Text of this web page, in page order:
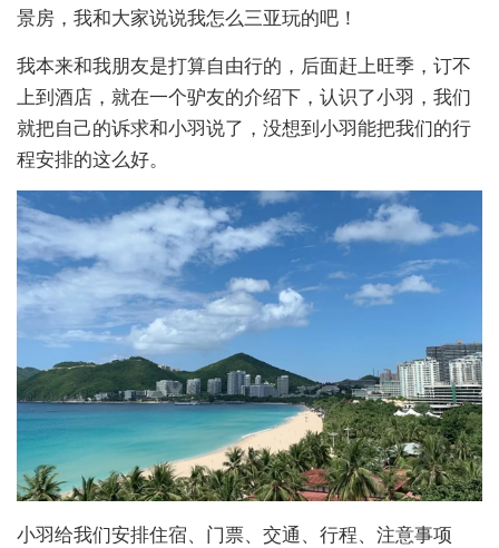
景房，我和大家说说我怎么三亚玩的吧！
我本来和我朋友是打算自由行的，后面赶上旺季，订不
上到酒店，就在一个驴友的介绍下，认识了小羽，我们
就把自己的诉求和小羽说了，没想到小羽能把我们的行
程安排的这么好。
小羽给我们安排住宿、门票、交通、行程、注意事项